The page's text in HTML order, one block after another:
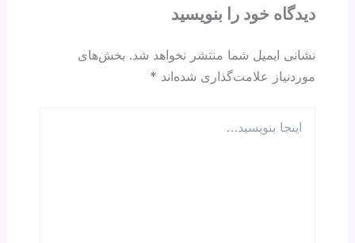
o
k
p
دیدگاه‌ خود را بنویسید
نشانی ایمیل شما منتشر نخواهد شد. بخش‌های
موردنیاز علامت‌گذاری شده‌اند *
بنویسید…